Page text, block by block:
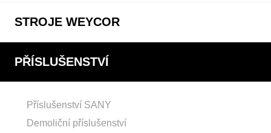
STROJE WEYCOR
PŘÍSLUŠENSTVÍ
Příslušenství SANY
Demoliční příslušenství